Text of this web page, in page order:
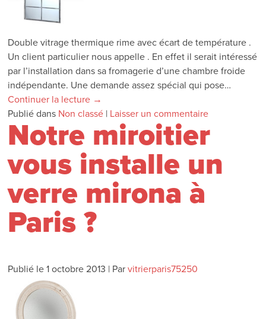
Double vitrage thermique rime avec écart de température .
Un client particulier nous appelle . En effet il serait intéressé
par l’installation dans sa fromagerie d’une chambre froide
indépendante. Une demande assez spécial qui pose…
Continuer la lecture →
Publié dans Non classé | Laisser un commentaire
Notre miroitier
vous installe un
verre mirona à
Paris ?
Publié le 1 octobre 2013 | Par vitrierparis75250